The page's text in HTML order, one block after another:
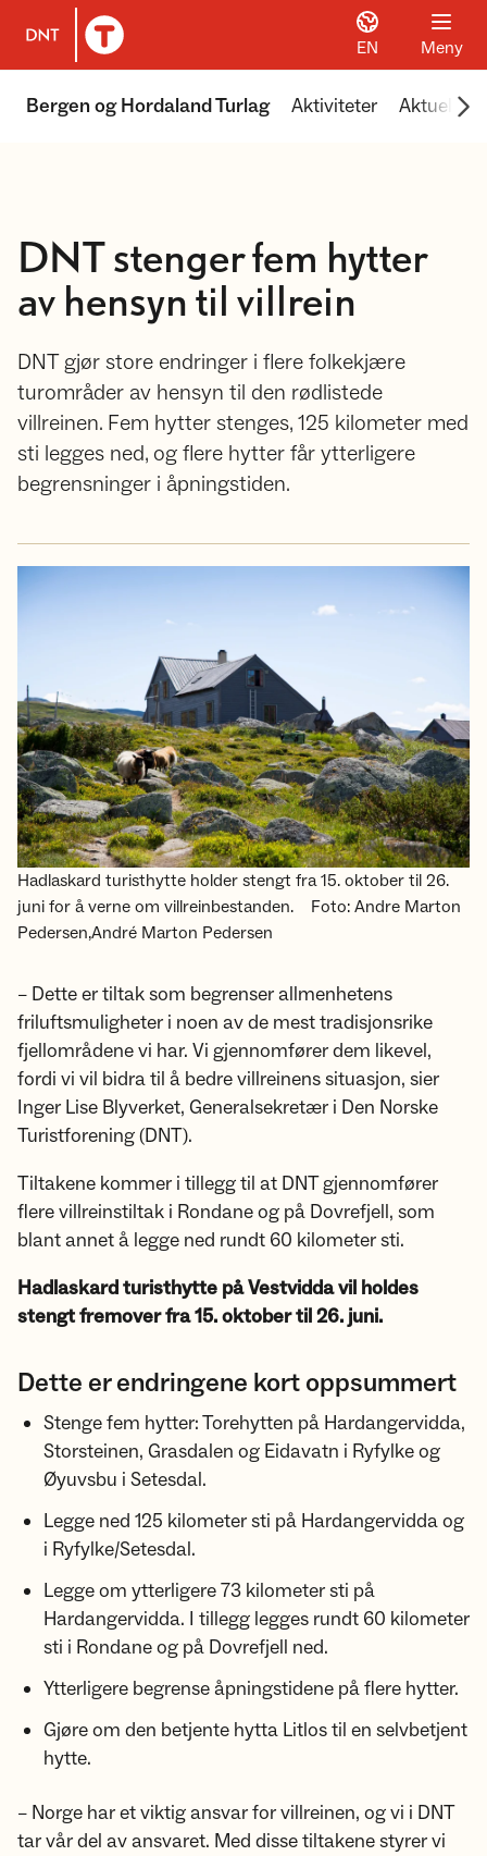
Til DNT.no forside
EN Meny
Bergen og Hordaland Turlag Aktiviteter Aktuelt
DNT stenger fem hytter
av hensyn til villrein
DNT gjør store endringer i flere folkekjære
turområder av hensyn til den rødlistede
villreinen. Fem hytter stenges, 125 kilometer med
sti legges ned, og flere hytter får ytterligere
begrensninger i åpningstiden.
Hadlaskard turisthytte holder stengt fra 15. oktober til 26.
juni for å verne om villreinbestanden.
Foto: Andre Marton
Pedersen,André Marton Pedersen
– Dette er tiltak som begrenser allmenhetens
friluftsmuligheter i noen av de mest tradisjonsrike
fjellområdene vi har. Vi gjennomfører dem likevel,
fordi vi vil bidra til å bedre villreinens situasjon, sier
Inger Lise Blyverket, Generalsekretær i Den Norske
Turistforening (DNT).
Tiltakene kommer i tillegg til at DNT gjennomfører
flere villreinstiltak i Rondane og på Dovrefjell, som
blant annet å legge ned rundt 60 kilometer sti.
Hadlaskard turisthytte på Vestvidda vil holdes
stengt fremover fra 15. oktober til 26. juni.
Dette er endringene kort oppsummert
Stenge fem hytter: Torehytten på Hardangervidda,
Storsteinen, Grasdalen og Eidavatn i Ryfylke og
Øyuvsbu i Setesdal.
Legge ned 125 kilometer sti på Hardangervidda og
i Ryfylke/Setesdal.
Legge om ytterligere 73 kilometer sti på
Hardangervidda. I tillegg legges rundt 60 kilometer
sti i Rondane og på Dovrefjell ned.
Ytterligere begrense åpningstidene på flere hytter.
Gjøre om den betjente hytta Litlos til en selvbetjent
hytte.
– Norge har et viktig ansvar for villreinen, og vi i DNT
tar vår del av ansvaret. Med disse tiltakene styrer vi